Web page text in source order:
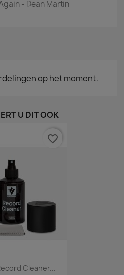
- Dean Martin
op het moment.
U DIT OOK
Cleaner...
favorite_border